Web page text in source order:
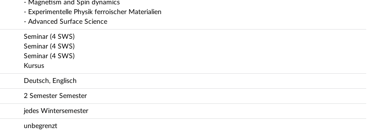
- Magnetism and Spin dynamics
- Experimentelle Physik ferroischer Materialien
- Advanced Surface Science
Seminar (4 SWS)
Seminar (4 SWS)
Seminar (4 SWS)
Kursus
Deutsch, Englisch
2 Semester Semester
jedes Wintersemester
unbegrenzt